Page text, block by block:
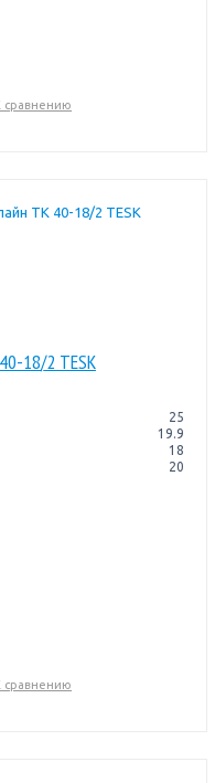
сравнению
18/2 TESK
25
19.9
18
20
сравнению